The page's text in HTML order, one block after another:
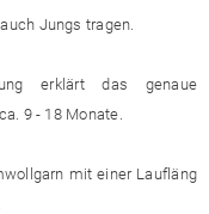
Jungs tragen.
erklärt das genaue
9 - 18 Monate.
mit einer Laufläng